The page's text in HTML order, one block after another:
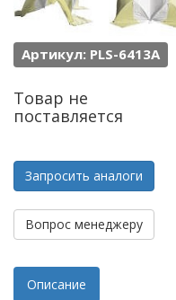
Артикул: PLS-6413A
Товар не
поставляется
Запросить аналоги
Вопрос менеджеру
Описание